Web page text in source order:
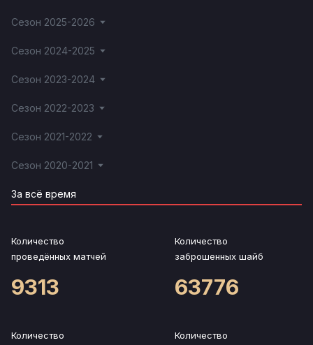
Сезон 2025-2026
Сезон 2024-2025
Сезон 2023-2024
Сезон 2022-2023
Сезон 2021-2022
Сезон 2020-2021
За всё время
Количество
проведённых матчей
9313
Количество
заброшенных шайб
63776
Количество
Количество